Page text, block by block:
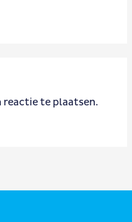
reactie te plaatsen.